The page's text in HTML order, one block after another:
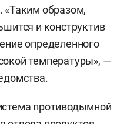
«Таким образом,
и конструктив
определенного
температуры», —
противодымной